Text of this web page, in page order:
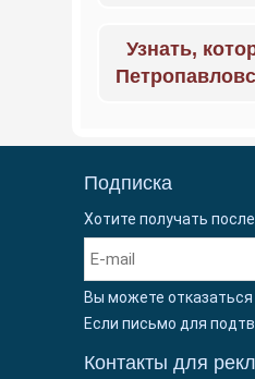
Узнать,
Подписка
Хотите получать
Вы можете
Если письмо для
Контакты для